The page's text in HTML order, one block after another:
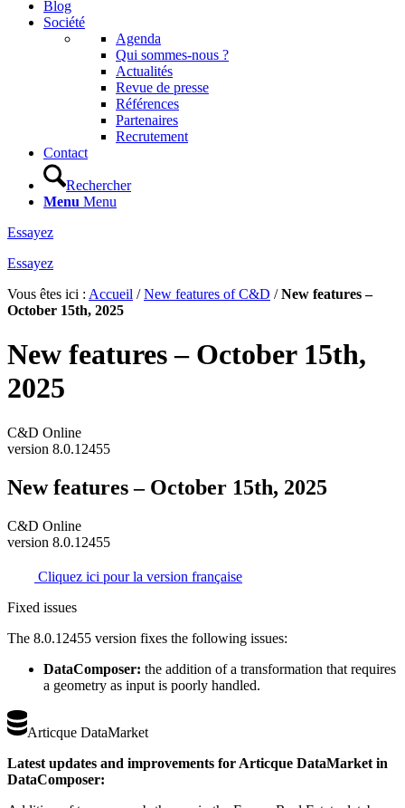
Blog
Société
Agenda
Qui sommes-nous ?
Actualités
Revue de presse
Références
Partenaires
Recrutement
Contact
Rechercher
Menu Menu
Essayez
Essayez
Vous êtes ici : Accueil /New features of C&D /New features –
October 15th, 2025
New features – October 15th,
2025
C&D Online
version 8.0.12455
New features – October 15th, 2025
C&D Online
version 8.0.12455
Cliquez ici pour la version française
Fixed issues
The 8.0.12455 version fixes the following issues:
DataComposer: the addition of a transformation that requires
a geometry as input is poorly handled.
Articque DataMarket
Latest updates and improvements for Articque DataMarket in
DataComposer: